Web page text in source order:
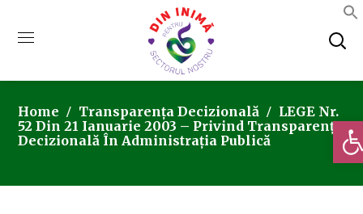
Home Transparența Decizională
LEGE Nr.
52 Din 21 Ianuarie 2003 – Privind Transparența
Decizională În Administrația Publică